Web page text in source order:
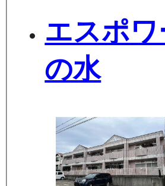
エスポ
の水